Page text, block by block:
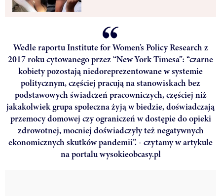
Wedle raportu Institute for Women’s Policy Research z
2017 roku cytowanego przez “New York Timesa”: “czarne
kobiety pozostają niedoreprezentowane w systemie
politycznym, częściej pracują na stanowiskach bez
podstawowych świadczeń pracowniczych, częściej niż
jakakolwiek grupa społeczna żyją w biedzie, doświadczają
przemocy domowej czy ograniczeń w dostępie do opieki
zdrowotnej, mocniej doświadczyły też negatywnych
ekonomicznych skutków pandemii”. - czytamy w artykule
na portalu wysokieobcasy.pl